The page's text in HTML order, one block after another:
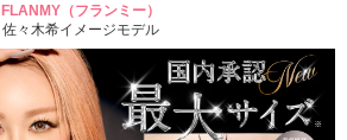
FLANMY（フランミー）
佐々木希イメージモデル